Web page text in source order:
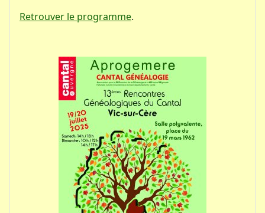
Retrouver le programme.